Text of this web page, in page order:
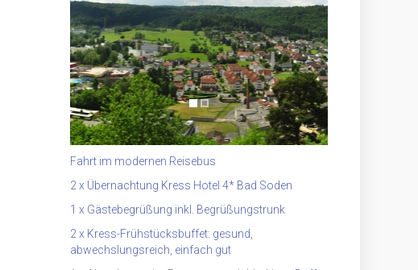
Fahrt im modernen Reisebus
2 x Übernachtung Kress Hotel 4* Bad Soden
1 x Gästebegrüßung inkl. Begrüßungstrunk
2 x Kress-Frühstücksbuffet: gesund,
abwechslungsreich, einfach gut